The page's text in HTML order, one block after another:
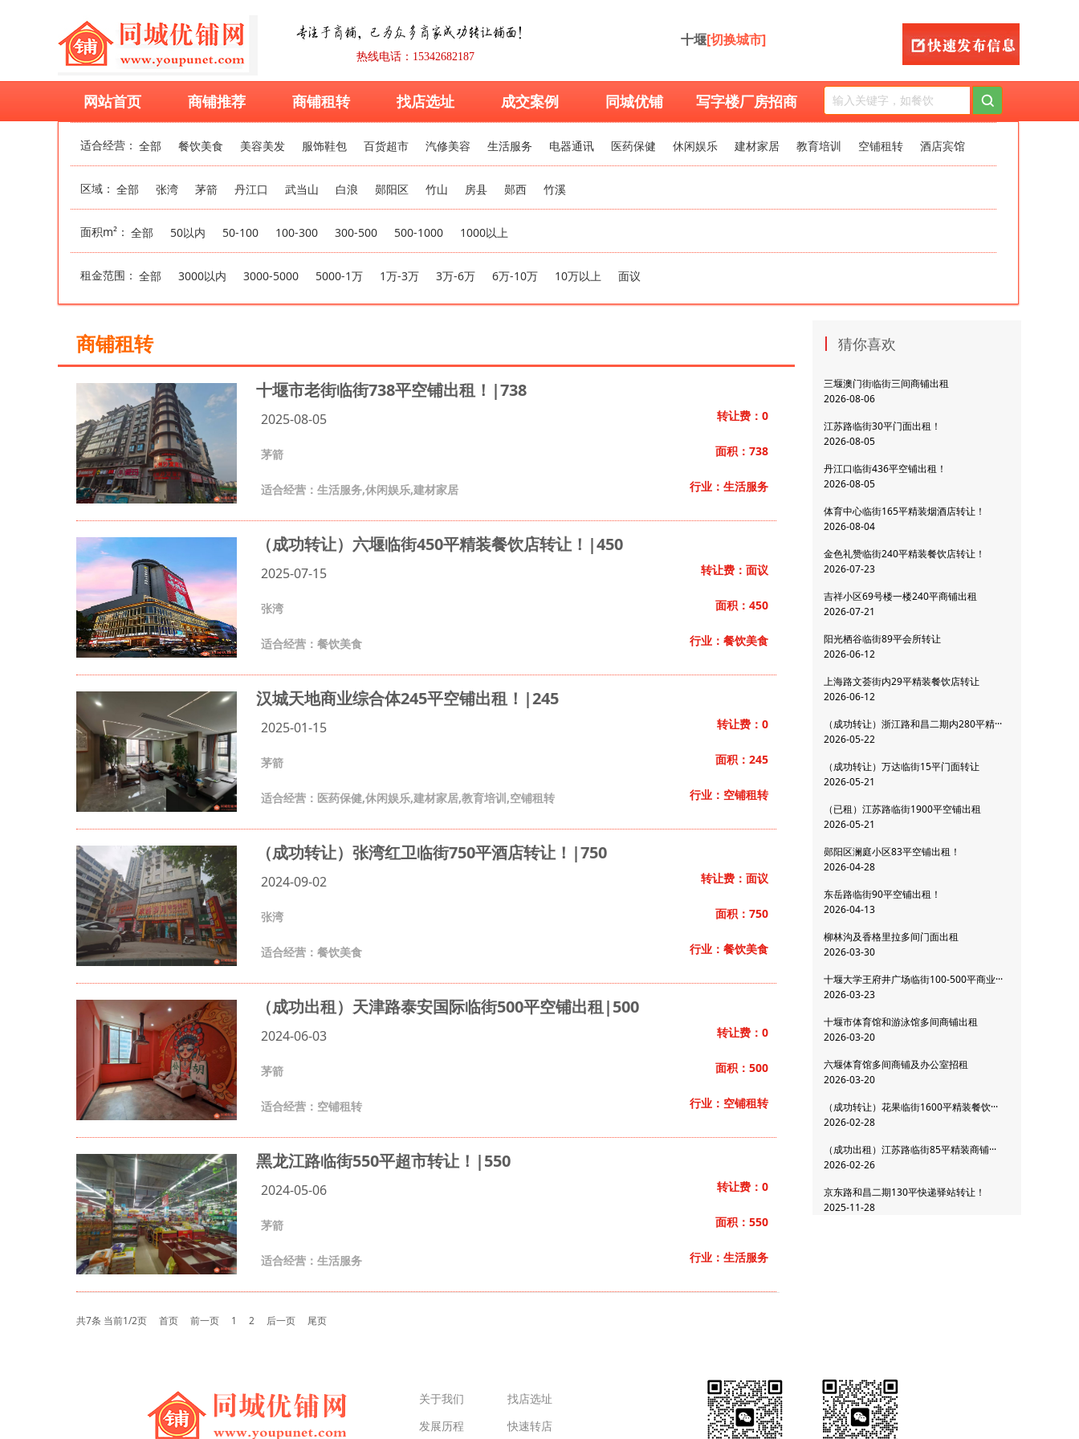
热线电话：15342682187
十堰[切换城市]
网站首页 商铺推荐 商铺租转 找店选址 成交案例 同城优铺 写字楼厂房招商
适合经营： 全部 餐饮美食 美容美发 服饰鞋包 百货超市 汽修美容 生活服务 电器通讯 医药保健 休闲娱乐 建材家居 教育培训 空铺租转 酒店宾馆
区域： 全部 张湾 茅箭 丹江口 武当山 白浪 郧阳区 竹山 房县 郧西 竹溪
面积m²： 全部 50以内 50-100 100-300 300-500 500-1000 1000以上
租金范围： 全部 3000以内 3000-5000 5000-1万 1万-3万 3万-6万 6万-10万 10万以上 面议
商铺租转
十堰市老街临街738平空铺出租！|738
2025-08-05
茅箭
适合经营：生活服务,休闲娱乐,建材家居
转让费：0
面积：738
行业：生活服务
（成功转让）六堰临街450平精装餐饮店转让！|450
2025-07-15
张湾
适合经营：餐饮美食
转让费：面议
面积：450
行业：餐饮美食
汉城天地商业综合体245平空铺出租！|245
2025-01-15
茅箭
适合经营：医药保健,休闲娱乐,建材家居,教育培训,空铺租转
转让费：0
面积：245
行业：空铺租转
（成功转让）张湾红卫临街750平酒店转让！|750
2024-09-02
张湾
适合经营：餐饮美食
转让费：面议
面积：750
行业：餐饮美食
（成功出租）天津路泰安国际临街500平空铺出租|500
2024-06-03
茅箭
适合经营：空铺租转
转让费：0
面积：500
行业：空铺租转
黑龙江路临街550平超市转让！|550
2024-05-06
茅箭
适合经营：生活服务
转让费：0
面积：550
行业：生活服务
共7条 当前1/2页 首页 前一页 1 2 后一页 尾页
| 猜你喜欢
三堰澳门街临街三间商铺出租
2026-08-06
江苏路临街30平门面出租！
2026-08-05
丹江口临街436平空铺出租！
2026-08-05
体育中心临街165平精装烟酒店转让！
2026-08-04
金色礼赞临街240平精装餐饮店转让！
2026-07-23
吉祥小区69号楼一楼240平商铺出租
2026-07-21
阳光栖谷临街89平会所转让
2026-06-12
上海路文荟街内29平精装餐饮店转让
2026-06-12
（成功转让）浙江路和昌二期内280平精···
2026-05-22
（成功转让）万达临街15平门面转让
2026-05-21
（已租）江苏路临街1900平空铺出租
2026-05-21
郧阳区澜庭小区83平空铺出租！
2026-04-28
东岳路临街90平空铺出租！
2026-04-13
柳林沟及香格里拉多间门面出租
2026-03-30
十堰大学王府井广场临街100-500平商业···
2026-03-23
十堰市体育馆和游泳馆多间商铺出租
2026-03-20
六堰体育馆多间商铺及办公室招租
2026-03-20
（成功转让）花果临街1600平精装餐饮···
2026-02-28
（成功出租）江苏路临街85平精装商铺···
2026-02-26
京东路和昌二期130平快递驿站转让！
2025-11-28
关于我们
找店选址
发展历程
快速转店